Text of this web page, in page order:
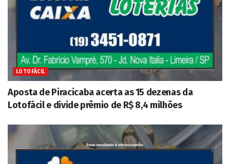
LOTOFÁCIL
Aposta de Piracicaba acerta as 15 dezenas da
Lotofácil e divide prêmio de R$ 8,4 milhões